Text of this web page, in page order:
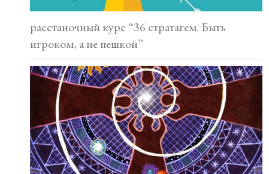
расстаночный курс “36 стратагем. Быть
игроком, а не пешкой”